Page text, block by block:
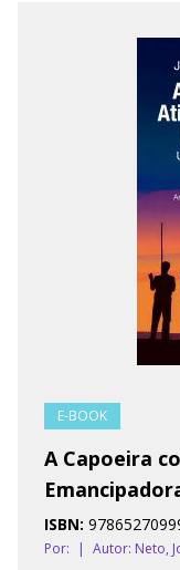
E-BOOK
A Capoeira
ISBN:
Por: | Autor: Neto,